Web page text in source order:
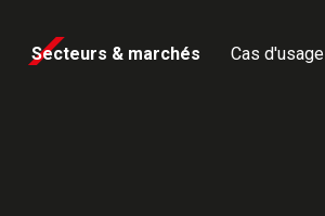
Secteurs & marchés Cas d'usage